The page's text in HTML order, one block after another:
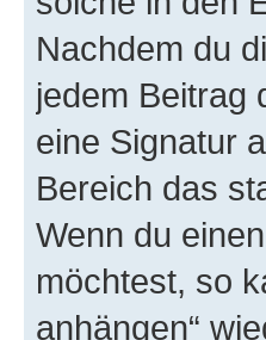
Nachdem du
jedem Beitrag
eine Signatur
Bereich das
Wenn du
möchtest, so
anhängen“